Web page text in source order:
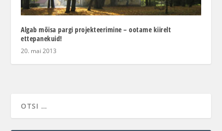
Algab mõisa pargi projekteerimine – ootame kiirelt
ettepanekuid!
20. mai 2013